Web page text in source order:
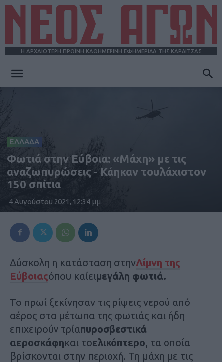
Η ΑΡΧΑΙΟΤΕΡΗ ΠΡΩΪΝΗ ΚΑΘΗΜΕΡΙΝΗ ΕΦΗΜΕΡΙΔΑ ΤΗΣ ΚΑΡΔΙΤΣΑΣ
ΕΛΛΑΔΑ
Φωτιά στην Εύβοια: «Μάχη» με τις
αναζωπυρώσεις - Κάηκαν τουλάχιστον
150 σπίτια
4 Αυγούστου 2021, 12:34 μμ
Δύσκολη η κατάσταση στηνΛίμνη της
Εύβοιαςόπου καίειμεγάλη φωτιά.
Το πρωί ξεκίνησαν τις ρίψεις νερού από
αέρος στα μέτωπα της φωτιάς και ήδη
επιχειρούν τρίαπυροσβεστικά
αεροσκάφηκαι τοελικόπτερο, τα οποία
βρίσκονται στην περιοχή. Τη μάχη με τις